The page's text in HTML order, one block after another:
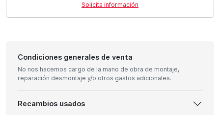
Solicita información
Condiciones generales de venta
No nos hacemos cargo de la mano de obra de montaje,
reparación desmontaje y/o otros gastos adicionales.
Recambios usados